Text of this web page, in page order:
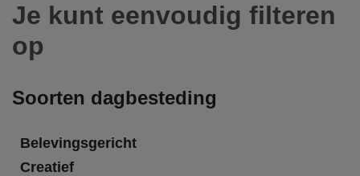
Je kunt eenvoudig filteren
op
Soorten dagbesteding
Belevingsgericht
Creatief